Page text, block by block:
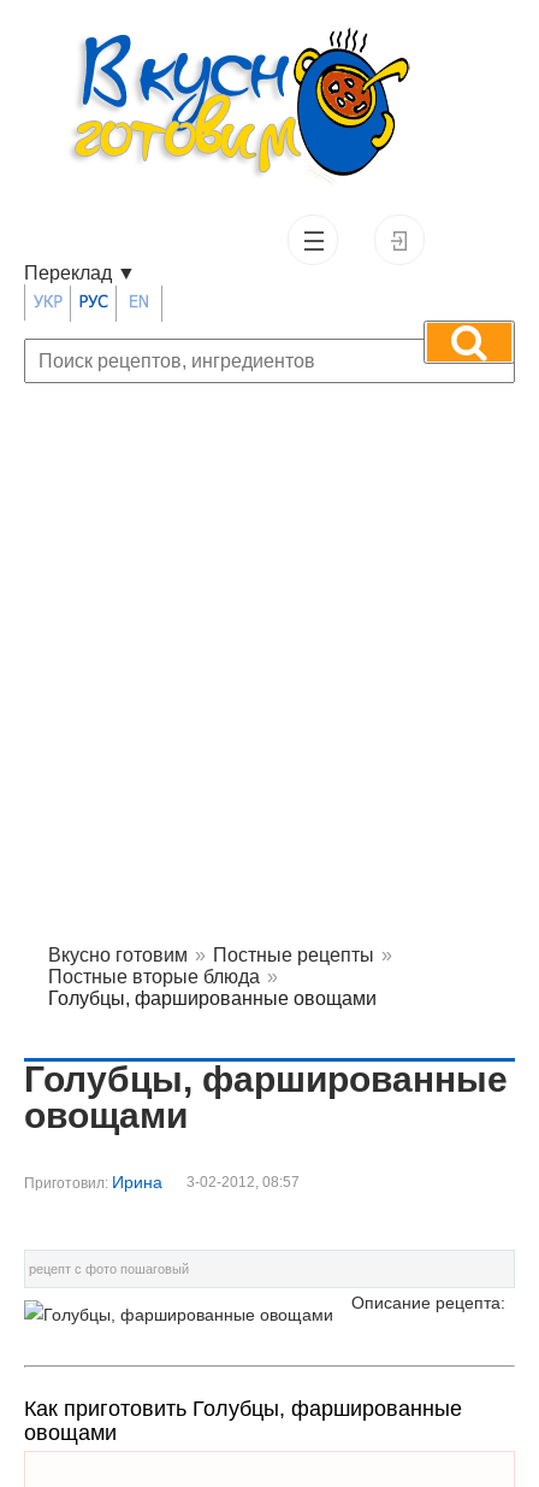
Переклад ▼
Вкусно готовим » Постные рецепты »
Постные вторые блюда »
Голубцы, фаршированные овощами
Голубцы, фаршированные
овощами
Приготовил: Ирина 3-02-2012, 08:57
рецепт с фото пошаговый
Описание рецепта:
Как приготовить Голубцы, фаршированные
овощами